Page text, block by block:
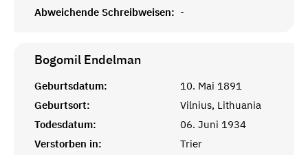
Abweichende Schreibweisen: -
Bogomil Endelman
Geburtsdatum:
10. Mai 1891
Geburtsort:
Vilnius, Lithuania
Todesdatum:
06. Juni 1934
Verstorben in:
Trier